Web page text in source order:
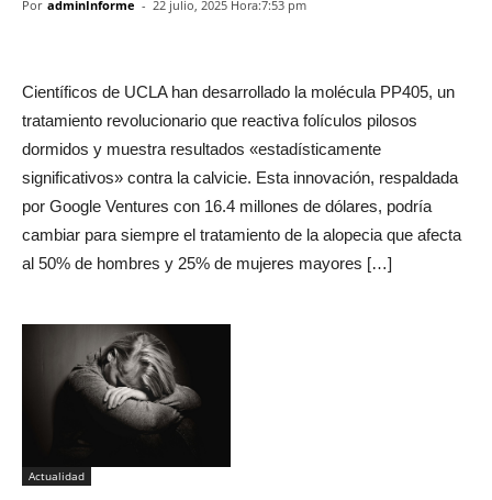
Por adminInforme - 22 julio, 2025 Hora:7:53 pm
Científicos de UCLA han desarrollado la molécula PP405, un
tratamiento revolucionario que reactiva folículos pilosos
dormidos y muestra resultados «estadísticamente
significativos» contra la calvicie. Esta innovación, respaldada
por Google Ventures con 16.4 millones de dólares, podría
cambiar para siempre el tratamiento de la alopecia que afecta
al 50% de hombres y 25% de mujeres mayores […]
Actualidad